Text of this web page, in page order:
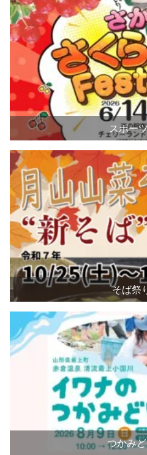
スポー
そば祭
つかみ